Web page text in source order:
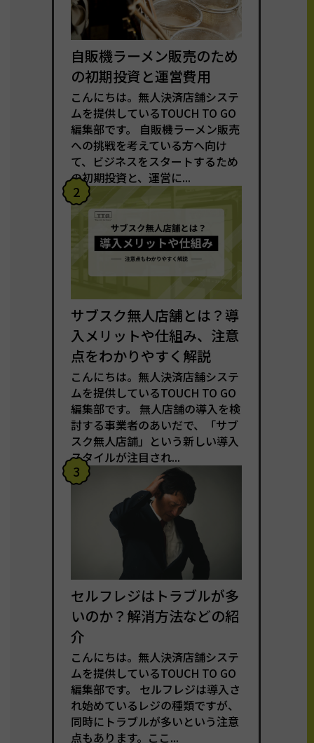
自販機ラーメン販売のため
の初期投資と運営費用
こんにちは。無人決済店舗システ
ムを提供しているTOUCH TO GO
編集部です。 自販機ラーメン販売
への挑戦を考えている方へ向け
て、ビジネスをスタートするため
の初期投資と、運営に...
2
サブスク無人店舗とは？導
入メリットや仕組み、注意
点をわかりやすく解説
こんにちは。無人決済店舗システ
ムを提供しているTOUCH TO GO
編集部です。 無人店舗の導入を検
討する事業者のあいだで、「サブ
スク無人店舗」という新しい導入
スタイルが注目され...
3
セルフレジはトラブルが多
いのか？解消方法などの紹
介
こんにちは。無人決済店舗システ
ムを提供しているTOUCH TO GO
編集部です。 セルフレジは導入さ
れ始めているレジの種類ですが、
同時にトラブルが多いという注意
点もあります。ここ...